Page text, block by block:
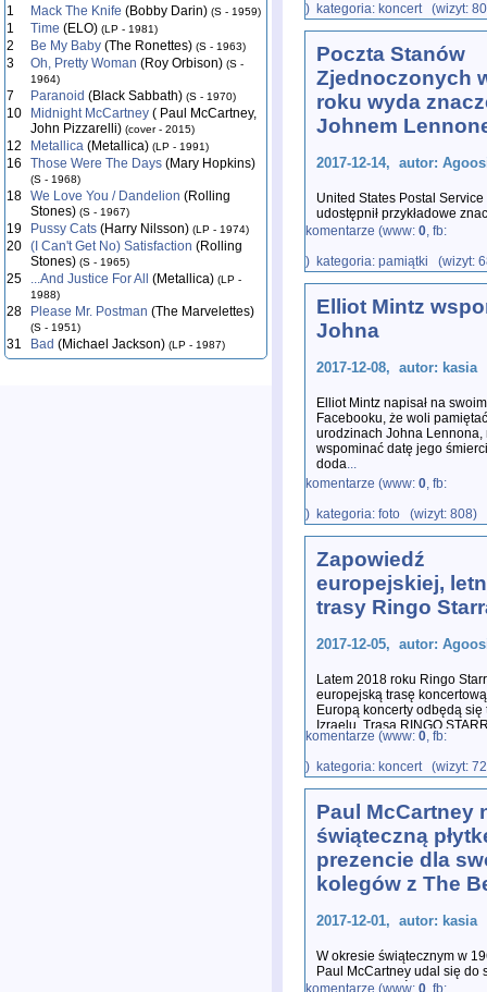
1 Mack The Knife (Bobby Darin) (S - 1959)
1 Time (ELO) (LP - 1981)
2 Be My Baby (The Ronettes) (S - 1963)
3 Oh, Pretty Woman (Roy Orbison) (S -
1964)
7 Paranoid (Black Sabbath) (S - 1970)
10 Midnight McCartney ( Paul McCartney,
John Pizzarelli) (cover - 2015)
12 Metallica (Metallica) (LP - 1991)
16 Those Were The Days (Mary Hopkins)
(S - 1968)
18 We Love You / Dandelion (Rolling
Stones) (S - 1967)
19 Pussy Cats (Harry Nilsson) (LP - 1974)
20 (I Can't Get No) Satisfaction (Rolling
Stones) (S - 1965)
25 ...And Justice For All (Metallica) (LP -
1988)
28 Please Mr. Postman (The Marvelettes)
(S - 1951)
31 Bad (Michael Jackson) (LP - 1987)
) kategoria: koncert (wizyt:
Poczta Stanów
Zjednoczonych
roku wyda
Johnem
2017-12-14, autor:
United States Postal Service
udostępnił przykładowe
obiegu i sprzedaży w 2018
komentarze (www: 0, fb:
) kategoria: pamiątki (wizyt:
Elliot Mintz
Johna
2017-12-08, autor: kasia
Elliot Mintz napisał na
Facebooku, że woli
urodzinach Johna Lennona,
wspominać datę jego
doda...
komentarze (www: 0, fb:
) kategoria: foto (wizyt: 808)
Zapowiedź
europejskiej,
trasy Ringo
2017-12-05, autor:
Latem 2018 roku Ringo
europejską trasę
Europą koncerty odbędą się
Izraelu. Trasa RINGO
komentarze (www: 0, fb:
) kategoria: koncert (wizyt:
Paul McCartney
świąteczną
prezencie dla
kolegów z The
2017-12-01, autor: kasia
W okresie świątecznym w
Paul McCartney udal się do
przez siebie taśmę na płyty,
komentarze (www: 0 , fb: